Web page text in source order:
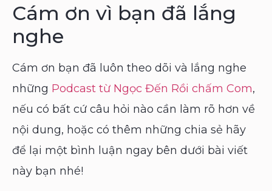
Cám ơn vì bạn đã lắng
nghe
Cám ơn bạn đã luôn theo dõi và lắng nghe
những Podcast từ Ngọc Đến Rồi chấm Com,
nếu có bất cứ câu hỏi nào cần làm rõ hơn về
nội dung, hoặc có thêm những chia sẻ hãy
để lại một bình luận ngay bên dưới bài viết
này bạn nhé!